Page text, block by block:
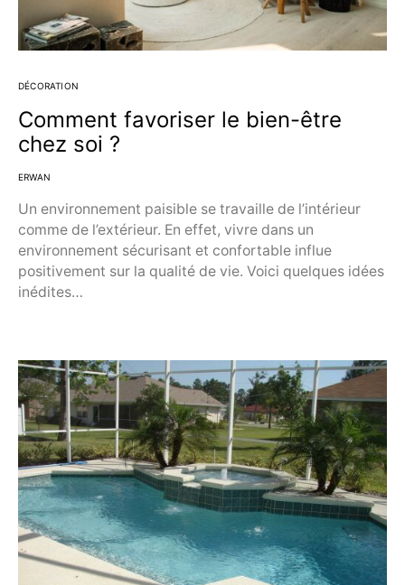
DÉCORATION
Comment favoriser le bien-être
chez soi ?
ERWAN
Un environnement paisible se travaille de l’intérieur
comme de l’extérieur. En effet, vivre dans un
environnement sécurisant et confortable influe
positivement sur la qualité de vie. Voici quelques idées
inédites…